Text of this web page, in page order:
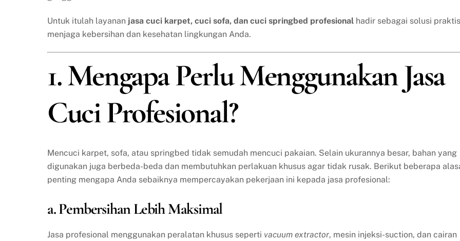
Untuk itulah layanan jasa cuci karpet, cuci sofa, dan cuci springbed profesional hadir sebagai solusi praktis
menjaga kebersihan dan kesehatan lingkungan Anda.
1. Mengapa Perlu Menggunakan Jasa
Cuci Profesional?
Mencuci karpet, sofa, atau springbed tidak semudah mencuci pakaian. Selain ukurannya besar, bahan yang
digunakan juga berbeda-beda dan membutuhkan perlakuan khusus agar tidak rusak. Berikut beberapa
penting mengapa Anda sebaiknya mempercayakan pekerjaan ini kepada jasa profesional:
a. Pembersihan Lebih Maksimal
Jasa profesional menggunakan peralatan khusus seperti vacuum extractor, mesin injeksi-suction, dan cairan